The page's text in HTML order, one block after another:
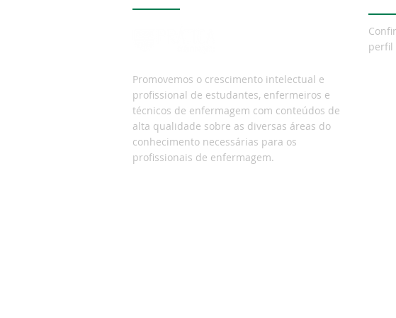
Promovemos o crescimento intelectual e
profissional de estudantes, enfermeiros e
técnicos de enfermagem com conteúdos de
alta qualidade sobre as diversas áreas do
conhecimento necessárias para os
profissionais de enfermagem.
perfil